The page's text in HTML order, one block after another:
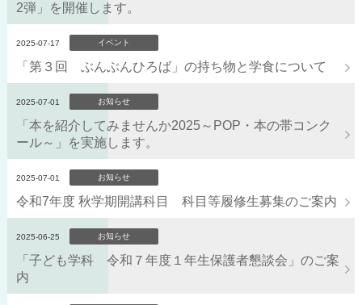
2弾」を開催します。
2025-07-17 イベント
「第３回 ぶんぶんひろば」の持ち物と学食について
2025-07-01 お知らせ
「本を紹介してみませんか2025～POP・本の帯コンク
ール～」を実施します。
2025-07-01 お知らせ
令和7年度 秋学期開講科目 科目等履修生募集のご案内
2025-06-25 お知らせ
「子ども学科 令和７年度１年生保護者懇談会」のご案
内